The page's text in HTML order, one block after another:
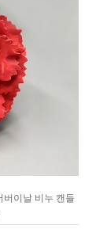
이날 비누 캔들